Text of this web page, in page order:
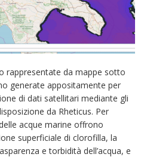
rappresentate da mappe sotto
generate appositamente per
di dati satellitari mediante gli
da Rheticus. Per
acque marine offrono
superficiale di clorofilla, la
e torbidità dell’acqua, e